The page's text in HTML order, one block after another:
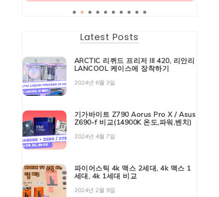
Latest Posts
ARCTIC 리퀴드 프리저 III 420, 리안리
LANCOOL 케이스에 장착하기
2024년 6월 3일
기가바이트 Z790 Aorus Pro X / Asus
Z690-f 비교(14900K 온도,파워,벤치)
2024년 4월 7일
파이어스틱 4k 맥스 2세대, 4k 맥스 1
세대, 4k 1세대 비교
2024년 2월 9일